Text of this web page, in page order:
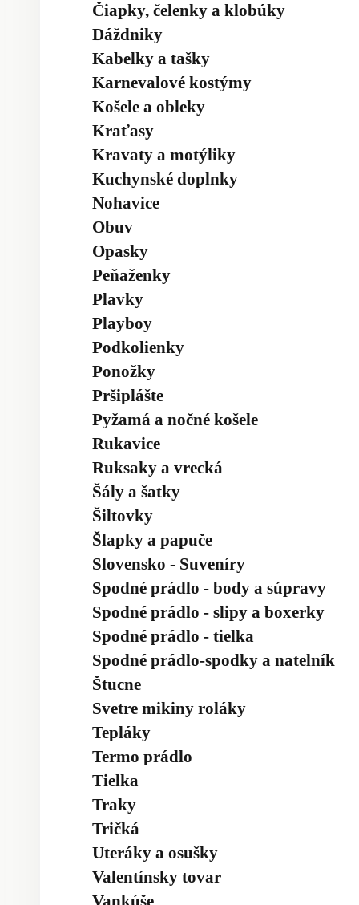
Čiapky, čelenky a klobúky
Dáždniky
Kabelky a tašky
Karnevalové kostýmy
Košele a obleky
Kraťasy
Kravaty a motýliky
Kuchynské doplnky
Nohavice
Obuv
Opasky
Peňaženky
Plavky
Playboy
Podkolienky
Ponožky
Pršiplášte
Pyžamá a nočné košele
Rukavice
Ruksaky a vrecká
Šály a šatky
Šiltovky
Šlapky a papuče
Slovensko - Suveníry
Spodné prádlo - body a súpravy
Spodné prádlo - slipy a boxerky
Spodné prádlo - tielka
Spodné prádlo-spodky a natelník
Štucne
Svetre mikiny roláky
Tepláky
Termo prádlo
Tielka
Traky
Tričká
Uteráky a osušky
Valentínsky tovar
Vankúše